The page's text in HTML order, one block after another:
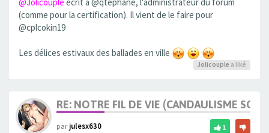
(comme pour la certification). Il vient de le faire pour
@cplcokin19
Les délices estivaux des ballades en ville
Jolicouple a liké
RE: NOTRE FIL DE VIE (CANDAULISME
parjulesx630 1